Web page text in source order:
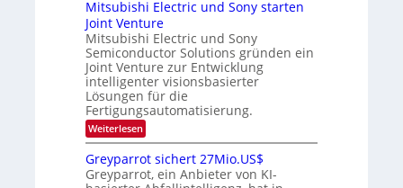
r
e
n
d
s
s
t
e
n
H
a
l
b
j
a
h
a
r
z
n
i
m
m
t
i
n
d
e
r
D
A
C
t
i
k
-
K
u
r
s
v
o
n
P
h
o
Mitsubishi Electric und Sony starten
Joint Venture
Mitsubishi Electric und Sony
Semiconductor Solutions gründen ein
Joint Venture zur Entwicklung
intelligenter visionsbasierter
Lösungen für die
Fertigungsautomatisierung.
Weiterlesen:
M
t
s
Greyparrot sichert 27Mio.US$
Greyparrot, ein Anbieter von KI-